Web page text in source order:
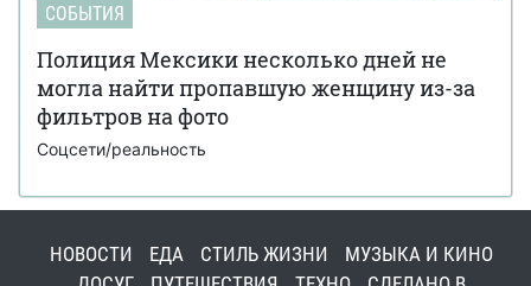
СОБЫТИЯ
Полиция Мексики несколько дней не
могла найти пропавшую женщину из-за
фильтров на фото
Соцсети/реальность
НОВОСТИ ЕДА СТИЛЬ ЖИЗНИ
МУЗЫКА И КИНО